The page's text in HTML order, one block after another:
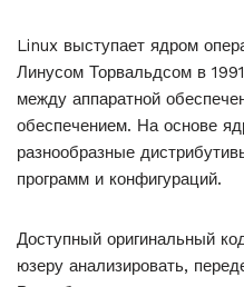
Linux выступает ядром
Линусом Торвальдсом в
между аппаратной
обеспечением. На основе
разнообразные
программ и конфигураций.
Доступный оригинальный
юзеру анализировать,